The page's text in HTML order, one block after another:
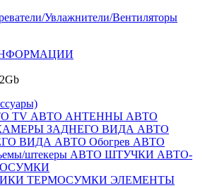
Увлажнители/Вентиляторы
TV АВТО АНТЕННЫ АВТО
ЗАДНЕГО ВИДА АВТО
ВИДА АВТО Обогрев АВТО
штекеры АВТО ШТУЧКИ АВТО-
ТЕРМОСУМКИ ЭЛЕМЕНТЫ